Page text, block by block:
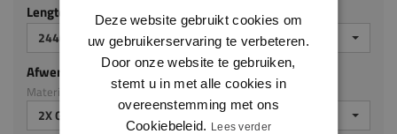
Lengte (mm)
2440 MM
Afwerking
Materiaal: MDF v313
2X GEGROND
Deze website gebruikt cookies om
uw gebruikerservaring te verbeteren.
Door onze website te gebruiken,
stemt u in met alle cookies in
overeenstemming met ons
Cookiebeleid. Lees verder